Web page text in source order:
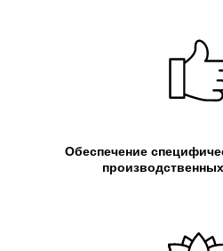
Обеспечение